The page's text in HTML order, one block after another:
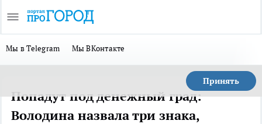
Мы в Telegram Мы ВКонтакте
Принять
Попадут под денежный град:
Володина назвала три знака,